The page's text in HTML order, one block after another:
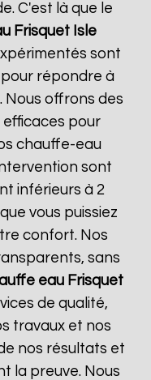
C'est là que le
Frisquet Isle
sont
répondre à
Nous offrons des
pour
chauffe-eau
sont
inférieurs à 2
vous puissiez
confort. Nos
sans
eau Frisquet
de qualité,
travaux et nos
nos résultats et
la preuve. Nous